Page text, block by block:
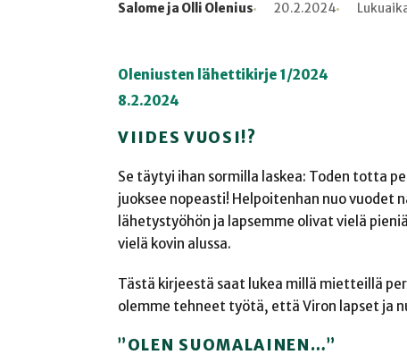
Kirjoittaja
Salome ja Olli Olenius
Julkaistu 20.2.2024
Lukuaika
Lukukertoja
Oleniusten lähettikirje 1/2024
8.2.2024
VIIDES VUOSI!?
Se täytyi ihan sormilla laskea: Toden totta
juoksee nopeasti! Helpoitenhan nuo vuodet
lähetystyöhön ja lapsemme olivat vielä
vielä kovin alussa.
Tästä kirjeestä saat lukea millä mietteillä
olemme tehneet työtä, että Viron lapset ja
”OLEN SUOMALAINEN…”